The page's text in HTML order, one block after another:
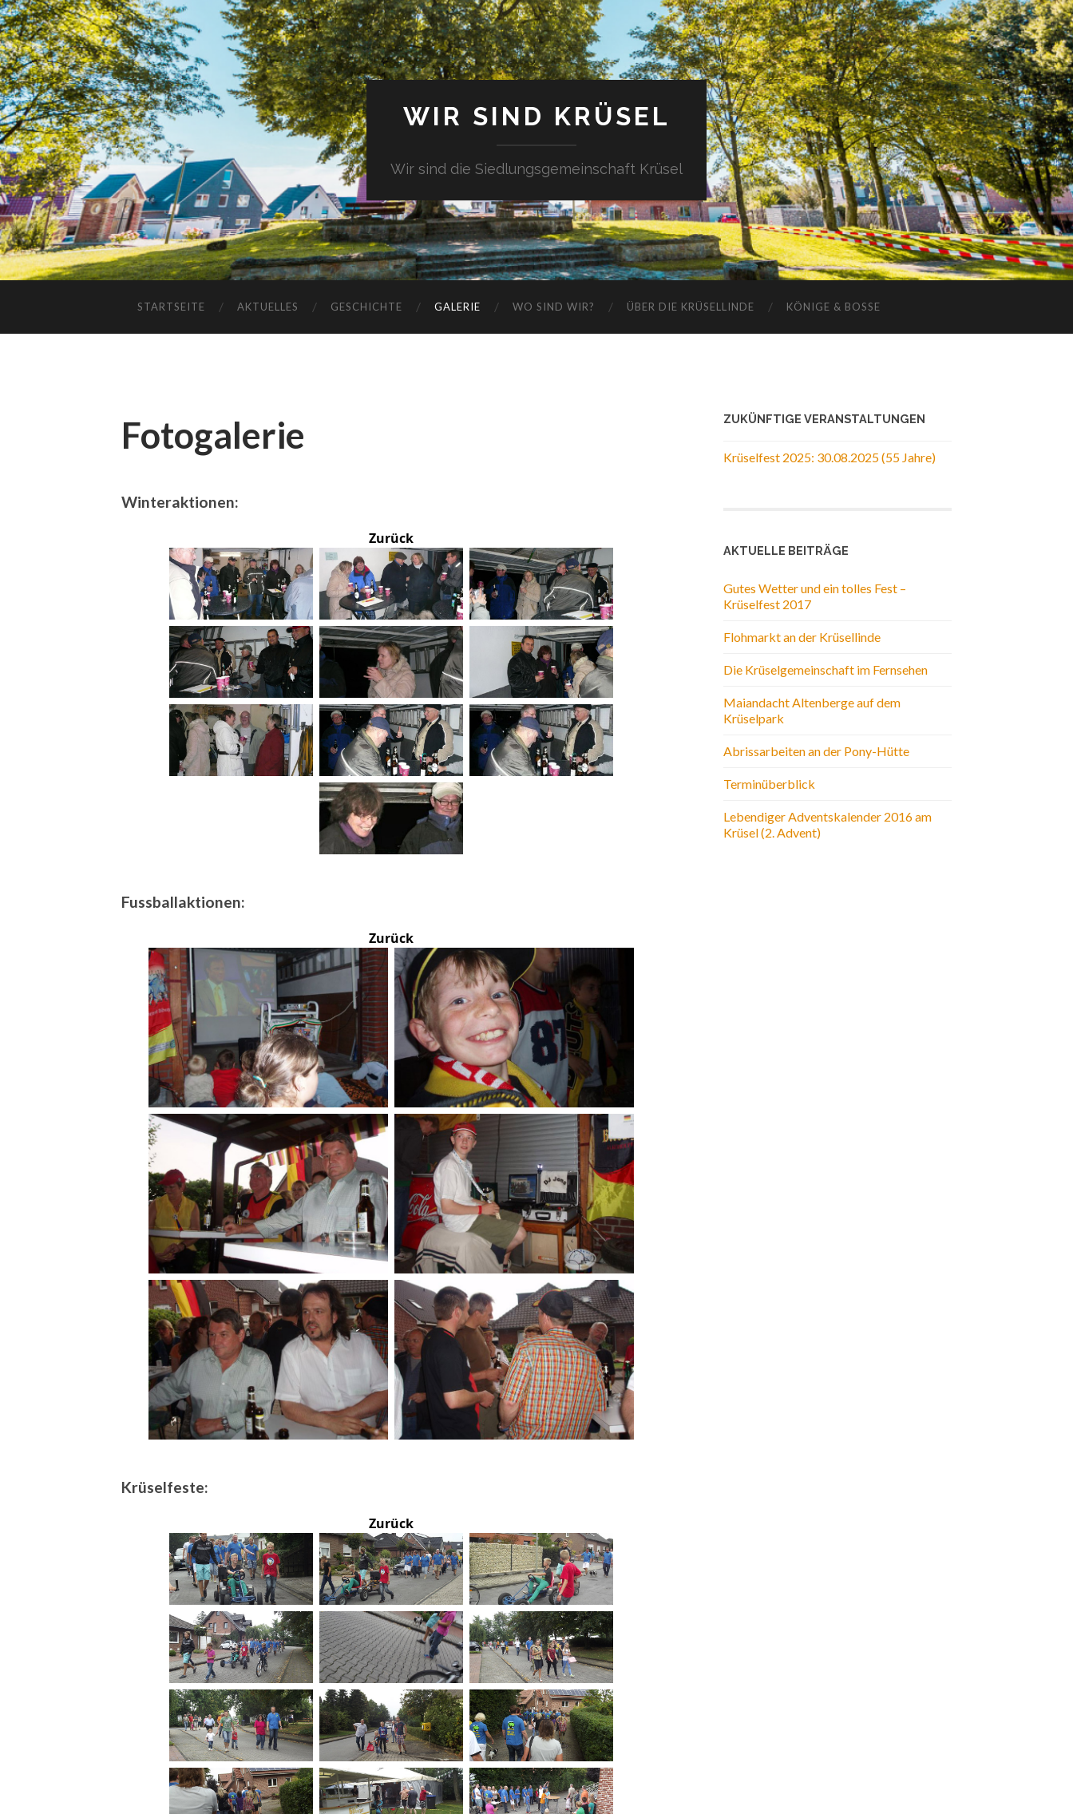
WIR SIND KRÜSEL
Wir sind die Siedlungsgemeinschaft Krüsel
STARTSEITE AKTUELLES GESCHICHTE GALERIE WO SIND WIR? ÜBER DIE KRÜSELLINDE KÖNIGE & BOSSE
Fotogalerie
Winteraktionen:
Zurück
Fussballaktionen:
Zurück
Krüselfeste:
Zurück
ZUKÜNFTIGE VERANSTALTUNGEN
Krüselfest 2025: 30.08.2025 (55 Jahre)
AKTUELLE BEITRÄGE
Gutes Wetter und ein tolles Fest –
Krüselfest 2017
Flohmarkt an der Krüsellinde
Die Krüselgemeinschaft im Fernsehen
Maiandacht Altenberge auf dem
Krüselpark
Abrissarbeiten an der Pony-Hütte
Terminüberblick
Lebendiger Adventskalender 2016 am
Krüsel (2. Advent)